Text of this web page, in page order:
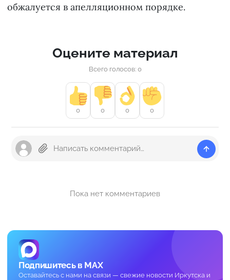
обжалуется в апелляционном порядке.
Оцените материал
Всего голосов: 0
0 0 0 0
Пока нет комментариев
Подпишитесь в MAX
Оставайтесь с нами на связи — свежие новости Иркутска и